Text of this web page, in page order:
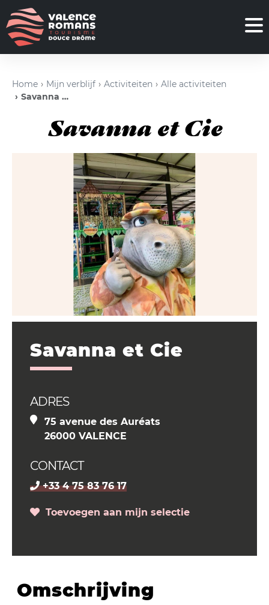
Home Mijn verblijf Activiteiten
Alle activiteiten
Savanna et Cie
Savanna et Cie
Savanna et Cie
ADRES
75 avenue des Auréats
26000 VALENCE
CONTACT
+33 4 75 83 76 17
Toevoegen aan mijn selectie
Omschrijving